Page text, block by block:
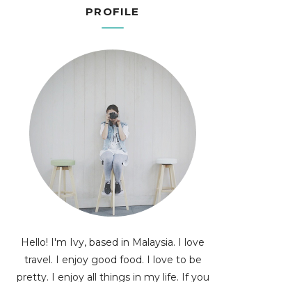
PROFILE
Hello! I'm Ivy, based in Malaysia. I love
travel. I enjoy good food. I love to be
pretty. I enjoy all things in my life. If you